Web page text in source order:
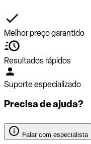
Melhor preço garantido
Resultados rápidos
Suporte especializado
Precisa de ajuda?
Falar com especialista